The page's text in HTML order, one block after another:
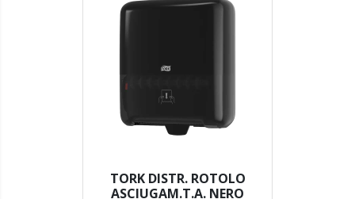
TORK DISTR. ROTOLO
ASCIUGAM.T.A. NERO